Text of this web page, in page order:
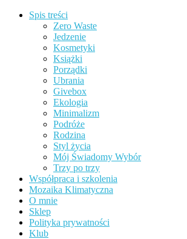
Spis treści
Zero Waste
Jedzenie
Kosmetyki
Książki
Porządki
Ubrania
Givebox
Ekologia
Minimalizm
Podróże
Rodzina
Styl życia
Mój Świadomy Wybór
Trzy po trzy
Współpraca i szkolenia
Mozaika Klimatyczna
O mnie
Sklep
Polityka prywatności
Klub